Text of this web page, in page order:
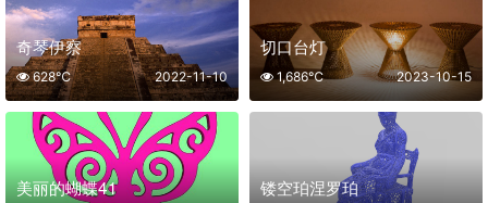
奇琴伊察
2022-11-10
628℃
切口台灯
2023-10-15
1,686℃
美丽的蝴蝶41 镂空珀涅罗珀